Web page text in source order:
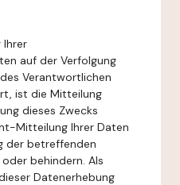
Ihrer
auf der Verfolgung
Verantwortlichen
ist die Mitteilung
dieses Zwecks
Mitteilung Ihrer Daten
der betreffenden
behindern. Als
Datenerhebung